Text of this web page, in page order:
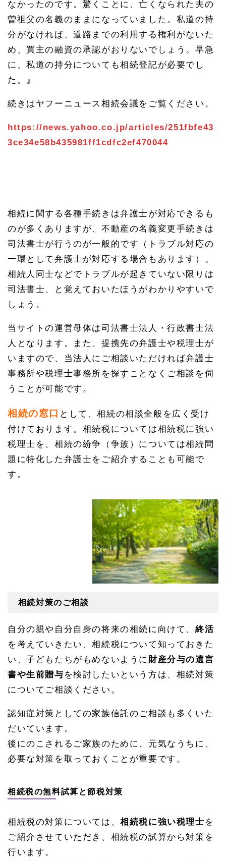
なかったのです。驚くことに、亡くなられた夫の
曽祖父の名義のままになっていました。私道の持
分がなければ、道路までの利用する権利がないた
め、買主の融資の承認がおりないでしょう。早急
に、私道の持分についても相続登記が必要でし
た。』
続きはヤフーニュース相続会議をご覧ください。
https://news.yahoo.co.jp/articles/251fbfe43
3ce34e58b435981ff1cdfc2ef470044
相続に関する各種手続きは弁護士が対応できるも
のが多くありますが、不動産の名義変更手続きは
司法書士が行うのが一般的です（トラブル対応の
一環として弁護士が対応する場合もあります）。
相続人同士などでトラブルが起きていない限りは
司法書士、と覚えておいたほうがわかりやすいで
しょう。
当サイトの運営母体は司法書士法人・行政書士法
人となります。また、提携先の弁護士や税理士が
いますので、当法人にご相談いただければ弁護士
事務所や税理士事務所を探すことなくご相談を伺
うことが可能です。
相続の窓口 として、相続の相談全般を広く受け
付けております。相続税については相続税に強い
税理士を、相続の紛争（争族）については相続問
題に特化した弁護士をご紹介することも可能で
す。
相続対策のご相談
自分の親や自分自身の将来の相続に向けて、 終活
を考えていきたい、相続税について知っておきた
い、子どもたちがもめないように 財産分与の遺言
書や生前贈与 を検討したいという方は、相続対策
についてご相談ください。
認知症対策としての家族信託のご相談も多くいた
だいています。
後にのこされるご家族のために、元気なうちに、
必要な対策を取っておくことが重要です。
相続税の無料試算と節税対策
相続税の対策については、相続税に強い税理士 を
ご紹介させていただき、相続税の試算から対策を
行います。